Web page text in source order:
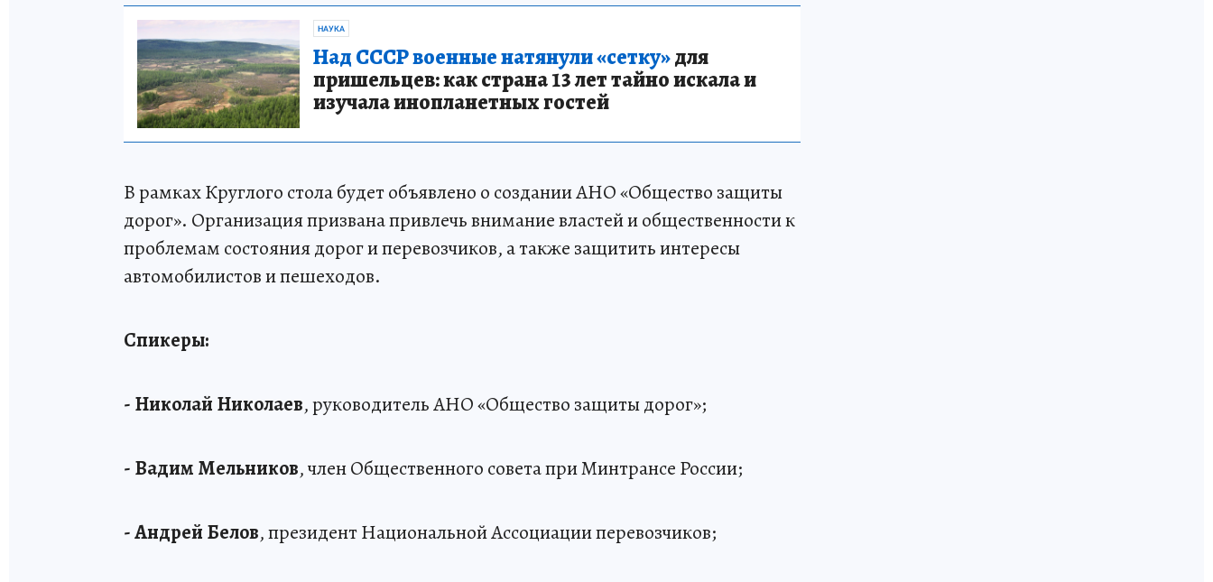
НАУКА
Над СССР военные натянули «сетку»для
пришельцев: как страна 13 лет тайно искала и
изучала инопланетных гостей
В рамках Круглого стола будет объявлено о создании АНО «Общество защиты
дорог». Организация призвана привлечь внимание властей и общественности к
проблемам состояния дорог и перевозчиков, а также защитить интересы
автомобилистов и пешеходов.
Спикеры:
- Николай Николаев, руководитель АНО «Общество защиты дорог»;
- Вадим Мельников, член Общественного совета при Минтрансе России;
- Андрей Белов, президент Национальной Ассоциации перевозчиков;